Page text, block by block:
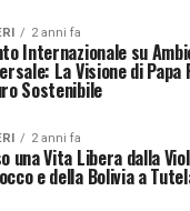
2 anni fa
Internazionale su
La Visione di
Sostenibile
2 anni fa
una Vita Libera dalla
e della Bolivia a